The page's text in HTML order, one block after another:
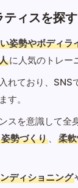
ティスを探す
姿勢やボディラ
に人気のトレー
れており、SNS
す。
スを意識して全
姿勢づくり 、 柔
ディショニング